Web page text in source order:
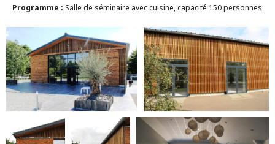
Programme : Salle de séminaire avec cuisine, capacité 150 personnes